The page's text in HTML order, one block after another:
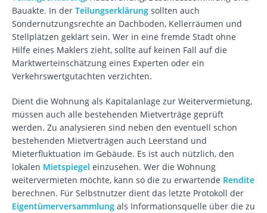
Bauakte. In der Teilungserklärung sollten auch
Sondernutzungsrechte an Dachboden, Kellerräumen und
Stellplätzen geklärt sein. Wer in eine fremde Stadt ohne
Hilfe eines Maklers zieht, sollte auf keinen Fall auf die
Marktwerteinschätzung eines Experten oder ein
Verkehrswertgutachten verzichten.
Dient die Wohnung als Kapitalanlage zur Weitervermietung,
müssen auch alle bestehenden Mietverträge geprüft
werden. Zu analysieren sind neben den eventuell schon
bestehenden Mietverträgen auch Leerstand und
Mieterfluktuation im Gebäude. Es ist auch nützlich, den
lokalen Mietspiegel einzusehen. Wer die Wohnung
weitervermieten möchte, kann so die zu erwartende Rendite
berechnen. Für Selbstnutzer dient das letzte Protokoll der
Eigentümerversammlung als Informationsquelle über die zu